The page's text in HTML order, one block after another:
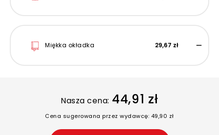
Miękka okładka 29,67 zł
Nasza cena: 44,91 zł
Cena sugerowana przez wydawcę: 49,90 zł